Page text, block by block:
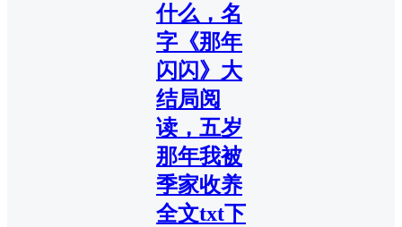
什么，名
字《那年
闪闪》大
结局阅
读，五岁
那年我被
季家收养
全文txt下